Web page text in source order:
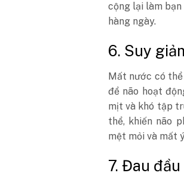
cộng lại làm
hàng ngày.
6. Suy
Mất nước có
để não hoạt
mịt và khó tập
thể, khiến não
mệt mỏi và mất
7. Đau đầu